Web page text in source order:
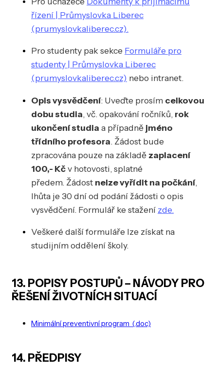
řízení | Průmyslovka Liberec
(prumyslovkaliberec.cz).
Pro studenty pak sekce Formuláře pro
studenty | Průmyslovka Liberec
(prumyslovkaliberec.cz) nebo intranet.
Opis vysvědčení: Uveďte prosím celkovou
dobu studia, vč. opakování ročníků, rok
ukončení studia a případně jméno
třídního profesora. Žádost bude
zpracována pouze na základě zaplacení
100,- Kčv hotovosti, splatné
předem. Žádost nelze vyřídit na počkání,
lhůta je 30 dní od podání žádosti o opis
vysvědčení. Formulář ke stažení zde.
Veškeré další formuláře lze získat na
studijním oddělení školy.
13. POPISY POSTUPŮ – NÁVODY PRO
ŘEŠENÍ ŽIVOTNÍCH SITUACÍ
Minimální preventivní program (.doc)
14. PŘEDPISY